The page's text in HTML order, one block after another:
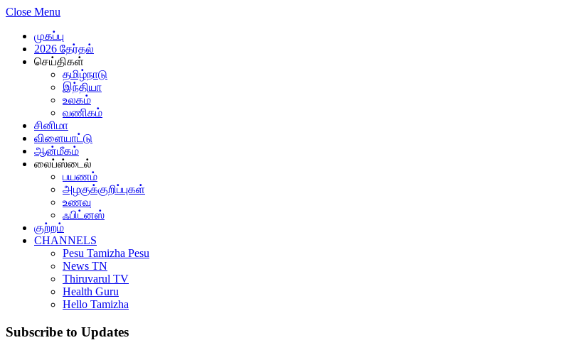
Close Menu
முகப்பு
2026 தேர்தல்
செய்திகள்
தமிழ்நாடு
இந்தியா
உலகம்
வணிகம்
சினிமா
விளையாட்டு
ஆன்மீகம்
லைப்ஸ்டைல்
பயணம்
அழகுக்குறிப்புகள்
உணவு
ஃபிட்னஸ்
குற்றம்
CHANNELS
Pesu Tamizha Pesu
News TN
Thiruvarul TV
Health Guru
Hello Tamizha
Subscribe to Updates